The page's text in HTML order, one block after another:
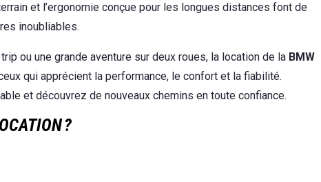
et l’ergonomie conçue pour les longues distances font de
inoubliables.
ou une grande aventure sur deux roues, la location de la BMW
qui apprécient la performance, le confort et la fiabilité.
et découvrez de nouveaux chemins en toute confiance.
?